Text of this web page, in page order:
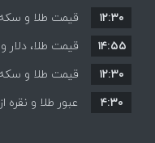
قیمت ها+
۱۲:۳۰
افزایش قیمت
۱۴:۵۵
قیمت ها بر
۱۲:۳۰
عبور طلا و
۴:۳۰